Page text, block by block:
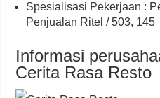
Spesialisasi Pekerjaan :
Penjualan Ritel / 503, 145
Informasi
Cerita Rasa Resto